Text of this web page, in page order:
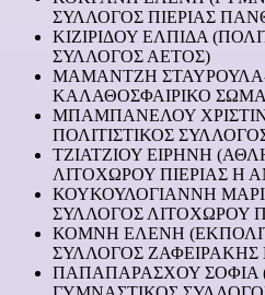
ΣΥΛΛΟΓΟΣ ΠΙΕΡΙΑΣ
ΚΙΖΙΡΙΔΟΥ ΕΛΠΙΔΑ
ΣΥΛΛΟΓΟΣ ΑΕΤΟΣ)
ΜΑΜΑΝΤΖΗ ΣΤΑΥΡΟΥΛΑ-
ΚΑΛΑΘΟΣΦΑΙΡΙΚΟ
ΜΠΑΜΠΑΝΕΛΟΥ
ΠΟΛΙΤΙΣΤΙΚΟΣ
ΤΖΙΑΤΖΙΟΥ ΕΙΡΗΝΗ
ΛΙΤΟΧΩΡΟΥ ΠΙΕΡΙΑΣ Η
ΚΟΥΚΟΥΛΟΓΙΑΝΝΗ
ΣΥΛΛΟΓΟΣ ΛΙΤΟΧΩΡΟΥ
ΚΟΜΝΗ ΕΛΕΝΗ
ΣΥΛΛΟΓΟΣ
ΠΑΠΑΠΑΡΑΣΧΟΥ ΣΟΦΙΑ